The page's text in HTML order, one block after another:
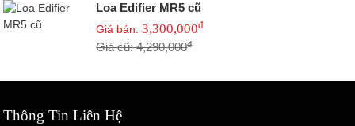
Loa Edifier MR5 cũ
Giá bán:3,300,000đ
Giá cũ: 4,290,000đ
Thông Tin Liên Hệ